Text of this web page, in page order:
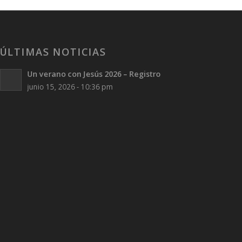
ÚLTIMAS NOTICIAS
Un verano con Jesús 2026 – Registro
junio 15, 2026 - 10:36 pm